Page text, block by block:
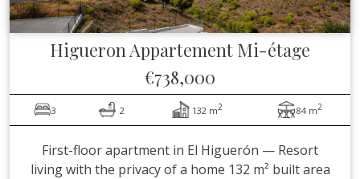
Higueron Appartement Mi-étage
€738,000
3 2 132 m2 84 m2
First-floor apartment in El Higuerón — Resort
living with the privacy of a home 132 m² built area